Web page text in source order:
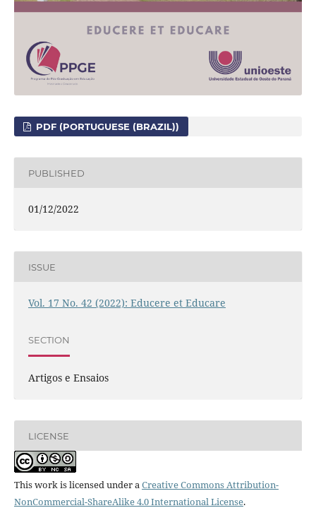
PDF (PORTUGUESE (BRAZIL))
PUBLISHED
01/12/2022
ISSUE
Vol. 17 No. 42 (2022): Educere et Educare
SECTION
Artigos e Ensaios
LICENSE
This work is licensed under aCreative Commons Attribution-
NonCommercial-ShareAlike 4.0 International License.